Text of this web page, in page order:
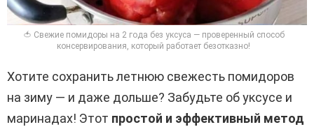
🍅 Свежие помидоры на 2 года без уксуса — проверенный способ
консервирования, который работает безотказно!
Хотите сохранить летнюю свежесть помидоров
на зиму — и даже дольше? Забудьте об уксусе и
маринадах! Этот простой и эффективный метод